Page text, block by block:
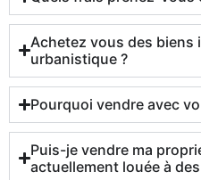
Achetez vous des
urbanistique ?
Pourquoi vendre avec
Puis-je vendre ma
actuellement louée à